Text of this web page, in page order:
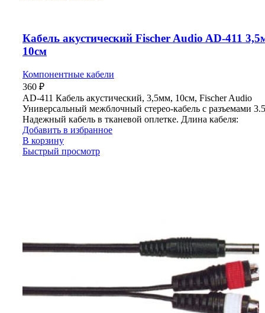
Кабель акустический Fischer Audio AD-411
10см
Компонентные кабели
360 ₽
AD-411 Кабель акустический, 3,5мм, 10см, Fischer Audio
Универсальный межблочный стерео-кабель с разъемами
Надежный кабель в тканевой оплетке. Длина кабеля:
Добавить в избранное
В корзину
Быстрый просмотр